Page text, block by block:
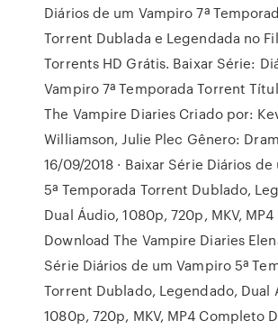
Diários de um Vampiro 7ª
Torrent Dublada e Legendada no
Torrents HD Grátis. Baixar Série:
Vampiro 7ª Temporada Torrent
The Vampire Diaries Criado por:
Williamson, Julie Plec Gênero:
16/09/2018 · Baixar Série Diários
5ª Temporada Torrent Dublado,
Dual Áudio, 1080p, 720p, MKV,
Download The Vampire Diaries
Série Diários de um Vampiro 5ª
Torrent Dublado, Legendado, Dual
1080p, 720p, MKV, MP4 Completo